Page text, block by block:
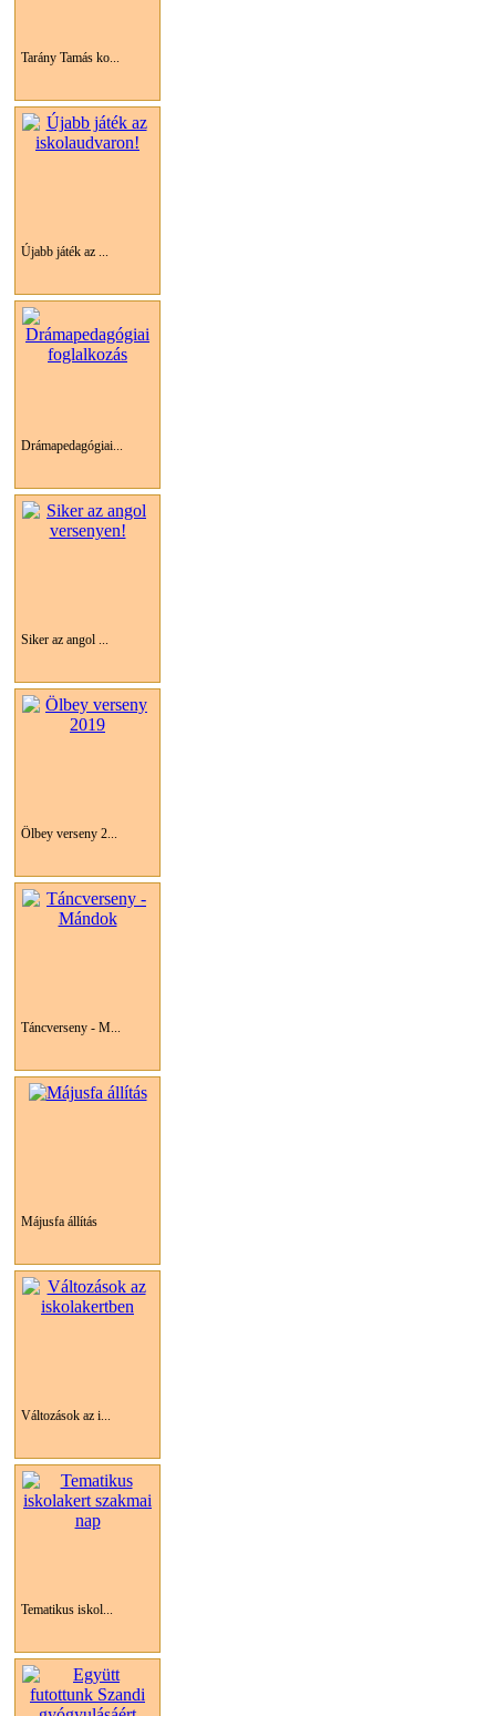
Tarány Tamás ko...
Újabb játék az ...
Drámapedagógiai...
Siker az angol ...
Ölbey verseny 2...
Táncverseny - M...
Májusfa állítás
Változások az i...
Tematikus iskol...